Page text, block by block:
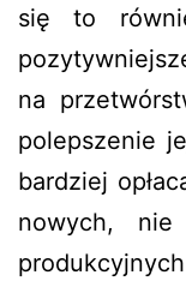
się to
na
polepszenie
bardziej
nowych, nie